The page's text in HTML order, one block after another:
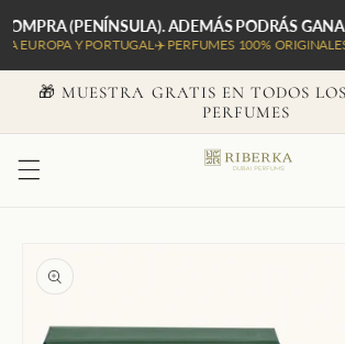
(PENÍNSULA). ADEMÁS PODRÁS GANAR UN
Y PORTUGAL✈️ PERFUMES 100% ORIGINALES 🇦🇪
Skip to
content
🎁 MUESTRA GRATIS EN TODOS
PERFUMES
product
information